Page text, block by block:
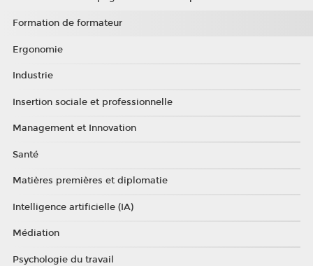
Formation de formateur
Ergonomie
Industrie
Insertion sociale et professionnelle
Management et Innovation
Santé
Matières premières et diplomatie
Intelligence artificielle (IA)
Médiation
Psychologie du travail